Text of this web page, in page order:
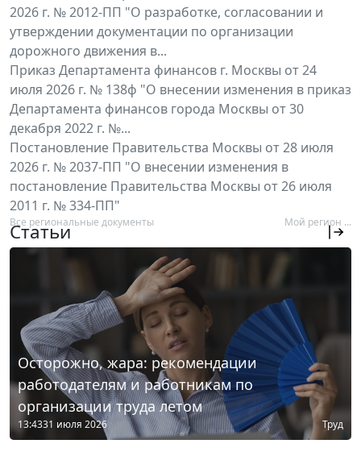
2026 г. № 2012-ПП "О разработке, согласовании и
утверждении документации по организации
дорожного движения в...
Приказ Департамента финансов г. Москвы от 24
июля 2026 г. № 138ф "О внесении изменения в приказ
Департамента финансов города Москвы от 30
декабря 2022 г. №...
Постановление Правительства Москвы от 28 июля
2026 г. № 2037-ПП "О внесении изменения в
постановление Правительства Москвы от 26 июля
2011 г. № 334-ПП"
Все региональные документы Мой регион ...
Статьи
Осторожно, жара: рекомендации
работодателям и работникам по
организации труда летом
13:4331 июля 2026 Труд